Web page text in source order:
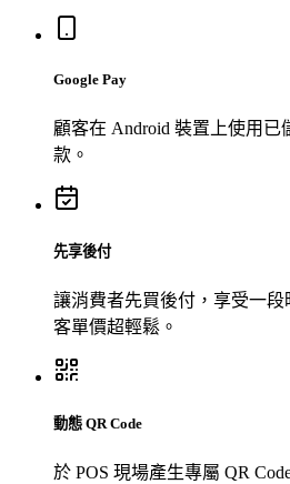
Google Pay
顧客在 Android 裝置上使用
款。
先享後付
讓消費者先買後付，享受一
客單價超輕鬆。
動態 QR Code
於 POS 現場產生專屬 QR